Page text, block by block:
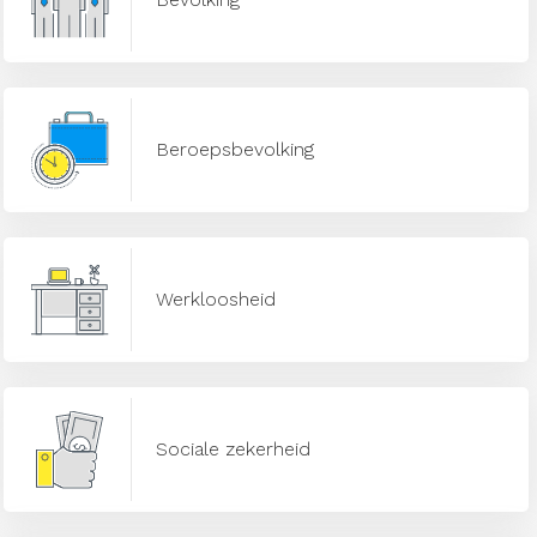
Beroepsbevolking
Werkloosheid
Sociale zekerheid